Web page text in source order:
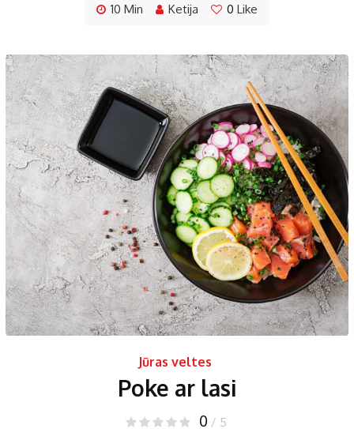
10 Min Ketija 0 Like
Jūras veltes
Poke ar lasi
0 / 5